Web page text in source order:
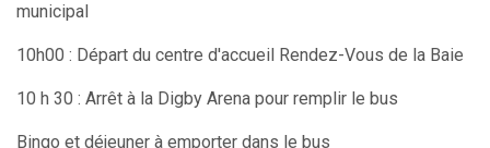
municipal
10h00 : Départ du centre d'accueil Rendez-Vous de la Baie
10 h 30 : Arrêt à la Digby Arena pour remplir le bus
Bingo et déjeuner à emporter dans le bus